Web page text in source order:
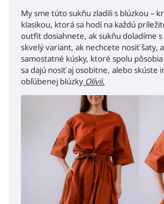
My sme túto sukňu zladili s blúzkou –
klasikou, ktorá sa hodí na každú
outfit dosiahnete, ak sukňu doladíme s
skvelý variant, ak nechcete nosiť šaty,
samostatné kúsky, ktoré spolu
sa dajú nosiť aj osobitne, alebo skúste
obľúbenej blúzky Olívii.